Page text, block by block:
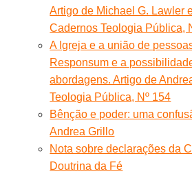
Artigo de Michael G. Lawler
Cadernos Teologia Pública,
A Igreja e a união de
Responsum e a
abordagens. Artigo de
Teologia Pública, Nº 154
Bênção e poder: uma
Andrea Grillo
Nota sobre declarações da
Doutrina da Fé